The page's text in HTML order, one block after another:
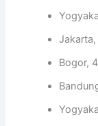
Bogor,